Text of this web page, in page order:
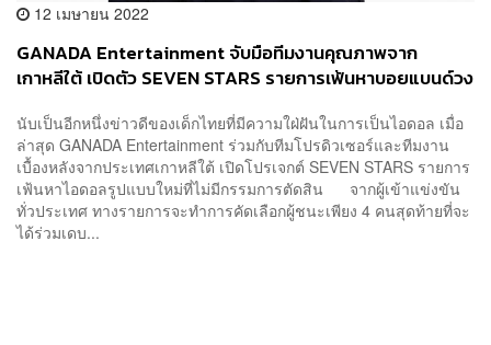
12 เมษายน 2022
GANADA Entertainment จับมือทีมงานคุณภาพจาก
เกาหลีใต้ เปิดตัว SEVEN STARS รายการเฟ้นหาบอยแบนด์วง
นับเป็นอีกหนึ่งข่าวดีของเด็กไทยที่มีความใฝ่ฝันในการเป็นไอดอล เมื่อ
ล่าสุด GANADA Entertainment ร่วมกับทีมโปรดิวเซอร์และทีมงาน
เบื้องหลังจากประเทศเกาหลีใต้ เปิดโปรเจกต์ SEVEN STARS รายการ
เฟ้นหาไอดอลรูปแบบใหม่ที่ไม่มีกรรมการตัดสิน จากผู้เข้าแข่งขัน
ทั่วประเทศ ทางรายการจะทำการคัดเลือกผู้ชนะเพียง 4 คนสุดท้ายที่จะ
ได้ร่วมเดบ...